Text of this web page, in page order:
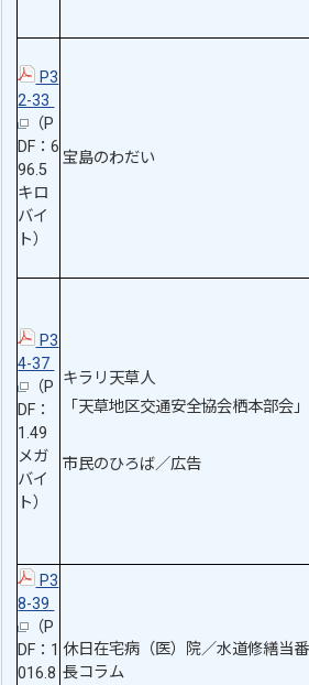
P3
2-33
（P
DF：6
96.5
キロ
バイ
ト）
宝島のわだい
P3
4-37
（P
DF：
1.49
メガ
バイ
ト）
キラリ天草人
「天草地区交通安全協会栖本部会」
市民のひろば／広告
P3
8-39
（P
DF：1
016.8
休日在宅病（医）院／水道修繕当
長コラム